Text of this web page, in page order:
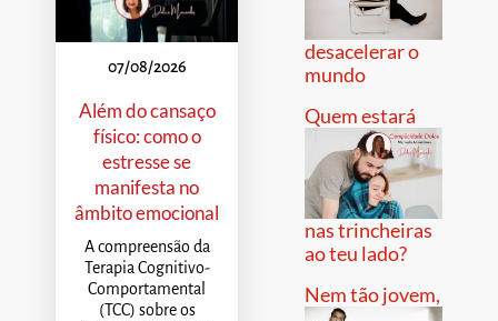
07/08/2026
Além do cansaço
físico: como o
estresse se
manifesta no
âmbito emocional
A compreensão da
Terapia Cognitivo-
Comportamental
(TCC) sobre os
desacelerar o
mundo
Quem estará
nas trincheiras
ao teu lado?
Nem tão jovem,